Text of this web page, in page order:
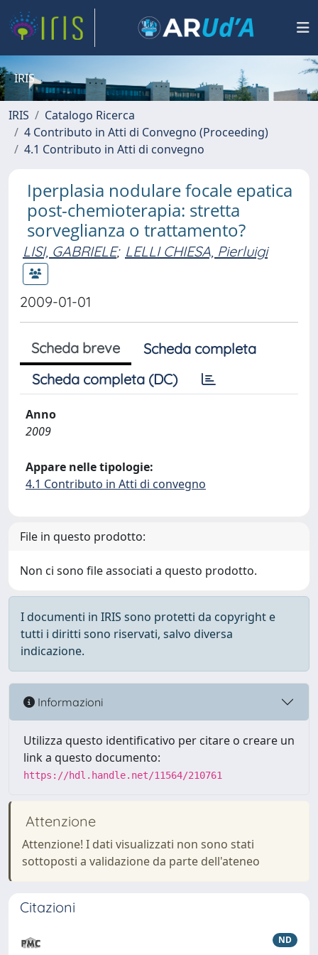
IRIS
IRIS
Catalogo Ricerca
4 Contributo in Atti di Convegno (Proceeding)
4.1 Contributo in Atti di convegno
Iperplasia nodulare focale epatica
post-chemioterapia: stretta
sorveglianza o trattamento?
LISI, GABRIELE; LELLI CHIESA, Pierluigi
2009-01-01
Scheda breve
Scheda completa
Scheda completa (DC)
Anno
2009
Appare nelle tipologie:
4.1 Contributo in Atti di convegno
File in questo prodotto:
Non ci sono file associati a questo prodotto.
I documenti in IRIS sono protetti da copyright e
tutti i diritti sono riservati, salvo diversa
indicazione.
Informazioni
Utilizza questo identificativo per citare o creare un
link a questo documento:
https://hdl.handle.net/11564/210761
Attenzione
Attenzione! I dati visualizzati non sono stati
sottoposti a validazione da parte dell'ateneo
Citazioni
ND